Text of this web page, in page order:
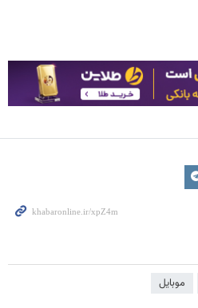
موبایل